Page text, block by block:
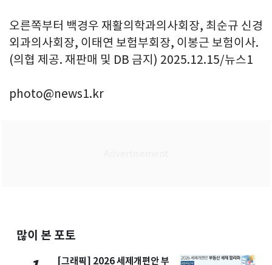
오른쪽부터 백경우 재활의학과의사회장, 최순규 신경
외과의사회장, 이태연 보험부회장, 이봉근 보험이사.
(의협 제공. 재판매 및 DB 금지) 2025.12.15/뉴스1
photo@news1.kr
많이 본 포토
[그래픽] 2026 세제개편안 부